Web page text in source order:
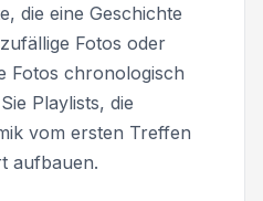
die eine Geschichte
Fotos oder
Fotos chronologisch
Playlists, die
vom ersten Treffen
aufbauen.